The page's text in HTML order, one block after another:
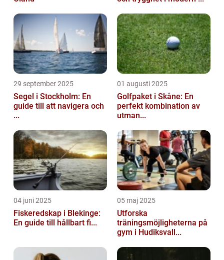
29 september 2025
Segel i Stockholm: En
guide till att navigera och
...
01 augusti 2025
Golfpaket i Skåne: En
perfekt kombination av
utman...
04 juni 2025
Fiskeredskap i Blekinge:
En guide till hållbart fi...
05 maj 2025
Utforska
träningsmöjligheterna på
gym i Hudiksvall...